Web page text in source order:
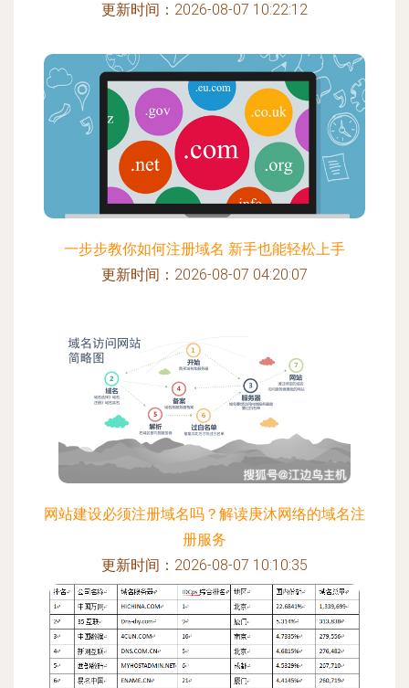
更新时间：2026-08-07 10:22:12
一步步教你如何注册域名 新手也能轻松上手
更新时间：2026-08-07 04:20:07
网站建设必须注册域名吗？解读庚沐网络的域名注
册服务
更新时间：2026-08-07 10:10:35